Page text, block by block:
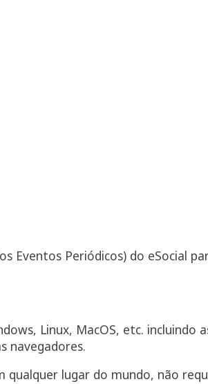
Eventos Periódicos) do eSocial
Linux, MacOS, etc. incluindo
navegadores.
lugar do mundo, não